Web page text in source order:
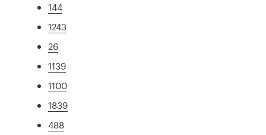
144
1243
26
1139
1100
1839
488